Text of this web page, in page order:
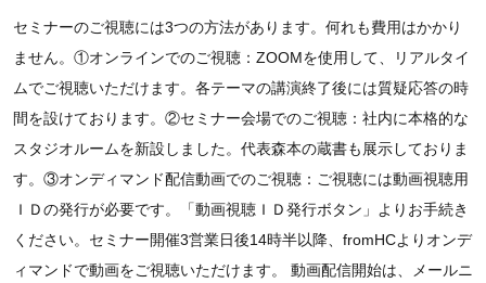
セミナーのご視聴には3つの方法があります。何れも費用はかかり
ません。①オンラインでのご視聴：ZOOMを使用して、リアルタイ
ムでご視聴いただけます。各テーマの講演終了後には質疑応答の時
間を設けております。②セミナー会場でのご視聴：社内に本格的な
スタジオルームを新設しました。代表森本の蔵書も展示しておりま
す。③オンディマンド配信動画でのご視聴：ご視聴には動画視聴用
ＩＤの発行が必要です。「動画視聴ＩＤ発行ボタン」よりお手続き
ください。セミナー開催3営業日後14時半以降、fromHCよりオンデ
ィマンドで動画をご視聴いただけます。 動画配信開始は、メールニ